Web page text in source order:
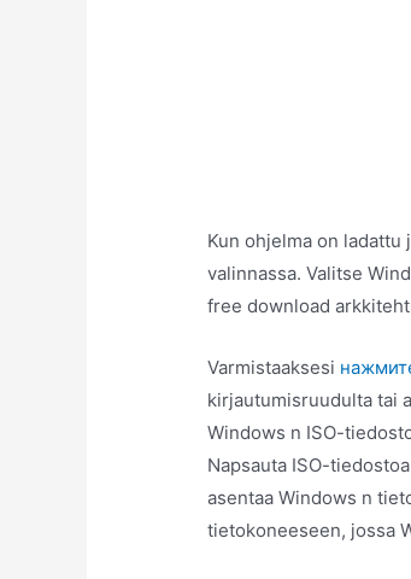
Kun ohjelma on ladattu
valinnassa. Valitse
free download
Varmistaaksesi
kirjautumisruudulta tai
Windows n ISO-
Napsauta ISO-
asentaa Windows n
tietokoneeseen, jossa